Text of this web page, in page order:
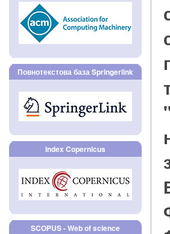
Повнотекстова база Springerlink
Index Copernicus
SCOPUS - Web of science